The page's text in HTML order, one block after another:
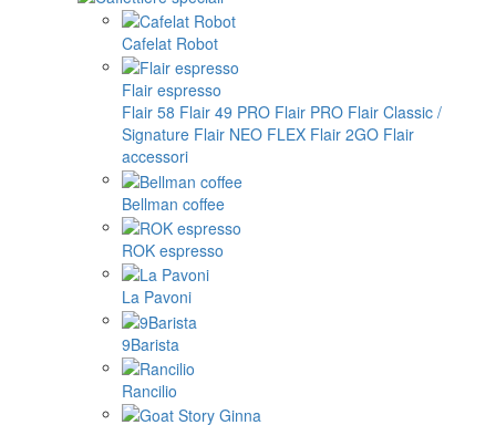
Cafelat Robot
Flair espresso
Flair 58 Flair 49 PRO Flair PRO Flair Classic /
Signature Flair NEO FLEX Flair 2GO Flair
accessori
Bellman coffee
ROK espresso
La Pavoni
9Barista
Rancilio